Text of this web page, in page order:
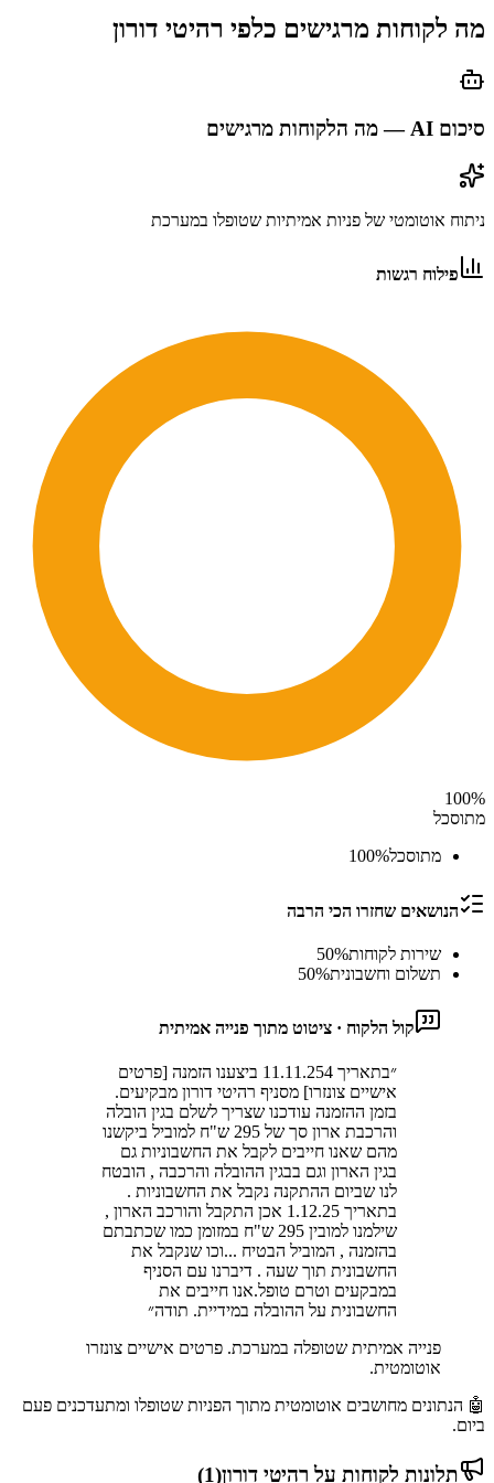
מה לקוחות מרגישים כלפי רהיטי דורון
סיכום AI — מה הלקוחות מרגישים
ניתוח אוטומטי של פניות אמיתיות שטופלו במערכת
פילוח רגשות
100%
מתוסכל
מתוסכל
100%
הנושאים שחזרו הכי הרבה
שירות לקוחות 50%
תשלום וחשבונית
50%
קול הלקוח · ציטוט מתוך פנייה אמיתית
״
בתאריך 11.11.254 ביצענו הזמנה [פרטים
אישיים צונזרו] מסניף רהיטי דורון מבקיעים.
בזמן ההזמנה עודכנו שצריך לשלם בגין הובלה
והרכבת ארון סך של 295 ש"ח למוביל ביקשנו
מהם שאנו חייבים לקבל את החשבוניות גם
בגין הארון וגם בבגין ההובלה והרכבה , הובטח
לנו שביום ההתקנה נקבל את החשבוניות .
בתאריך 1.12.25 אכן התקבל והורכב הארון ,
שילמנו למובין 295 ש"ח במזומן כמו שכתבתם
בהזמנה , המוביל הבטיח ...וכו שנקבל את
החשבונית תוך שעה . דיברנו עם הסניף
במבקעים וטרם טופל.אנו חייבים את
החשבונית על ההובלה במידיית. תודה״
פנייה אמיתית שטופלה במערכת. פרטים אישיים צונזרו
אוטומטית.
🤖 הנתונים מחושבים אוטומטית מתוך הפניות שטופלו ומתעדכנים פעם
ביום.
תלונות לקוחות על רהיטי דורון(
1
)